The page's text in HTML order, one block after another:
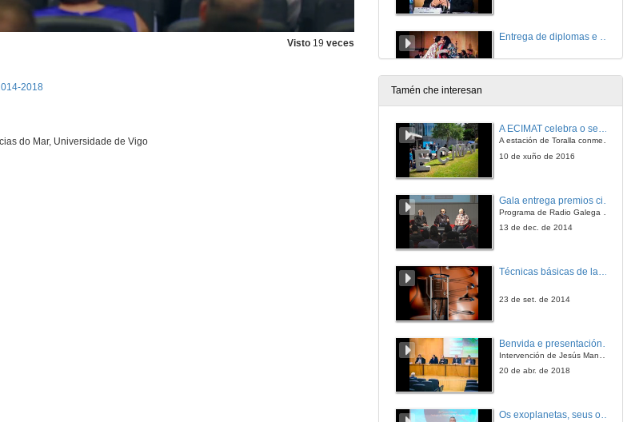
Visto 19 veces
2018
do Mar, Universidade de Vigo
Entrega da orla á decana da facultade
19 de xuño de 2018
19 de xuño de 2018
Tamén che interesan
A ECIMAT celebra o seu décimo aniversario
A estación de Toralla conmemora a efeméride asinando un convenio coa Universidad del País Vasco
10 de xuño de 2016
Programa de Radio Galega "Efervescencia"
13 de dec. de 2014
Técnicas básicas de laboratorio aplicadas á bioloxía
23 de set. de 2014
Intervención de Jesús Manuel Míguez, Decano da Facultade de Bioloxía
20 de abr. de 2018
Os exoplanetas, seus océanos e a búsqueda de vida neles.